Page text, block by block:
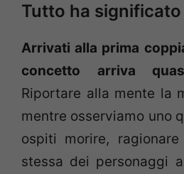
Tutto ha significato
Arrivati alla prima
concetto arriva
Riportare alla mente la
mentre osserviamo uno
ospiti morire,
stessa dei personaggi